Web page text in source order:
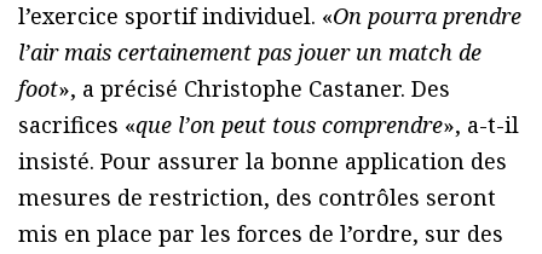
l’exercice sportif individuel. «On pourra prendre
l’air mais certainement pas jouer un match de
foot», a précisé Christophe Castaner. Des
sacrifices «que l’on peut tous comprendre», a-t-il
insisté. Pour assurer la bonne application des
mesures de restriction, des contrôles seront
mis en place par les forces de l’ordre, sur des